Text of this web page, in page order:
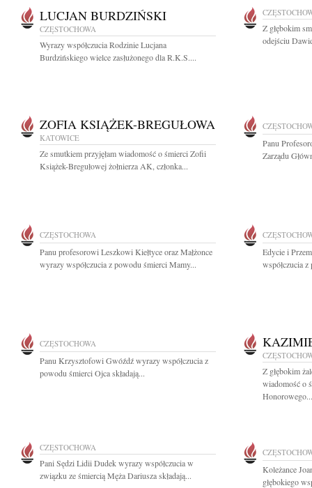
LUCJAN BURDZIŃSKI
CZĘSTOCHOWA
Wyrazy współczucia Rodzinie Lucjana
Burdzińskiego wielce zasłużonego dla R.K.S....
Z głębokim
odejściu
ZOFIA KSIĄŻEK-BREGUŁOWA
KATOWICE
Ze smutkiem przyjęłam wiadomość o śmierci Zofii
Książek-Bregułowej żołnierza AK, członka...
Panu
Zarządu
CZĘSTOCHOWA
Panu profesorowi Leszkowi Kiełtyce oraz Małżonce
wyrazy współczucia z powodu śmierci Mamy...
Edycie i
współczucia
CZĘSTOCHOWA
Panu Krzysztofowi Gwóźdź wyrazy współczucia z
powodu śmierci Ojca składają...
Z głębokim
wiadomość o
Honorowego...
CZĘSTOCHOWA
Pani Sędzi Lidii Dudek wyrazy współczucia w
związku ze śmiercią Męża Dariusza składają...
Koleżance
głębokiego